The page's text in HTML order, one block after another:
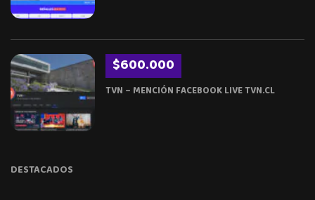
$600.000
TVN – MENCIÓN FACEBOOK LIVE TVN.CL
DESTACADOS